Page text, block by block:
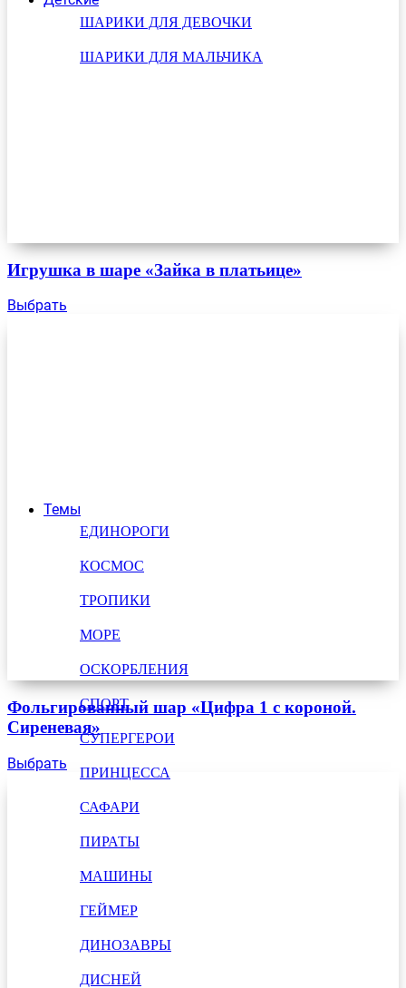
ШАРИКИ ДЛЯ ДЕВОЧКИ
ШАРИКИ ДЛЯ МАЛЬЧИКА
Темы
ЕДИНОРОГИ
КОСМОС
ТРОПИКИ
МОРЕ
ОСКОРБЛЕНИЯ
СПОРТ
СУПЕРГЕРОИ
ПРИНЦЕССА
САФАРИ
ПИРАТЫ
МАШИНЫ
ГЕЙМЕР
ДИНОЗАВРЫ
ДИСНЕЙ
Игрушка в шаре «Зайка в платьице»
Выбрать
Фольгированный шар «Цифра 1 с короной.
Сиреневая»
Выбрать